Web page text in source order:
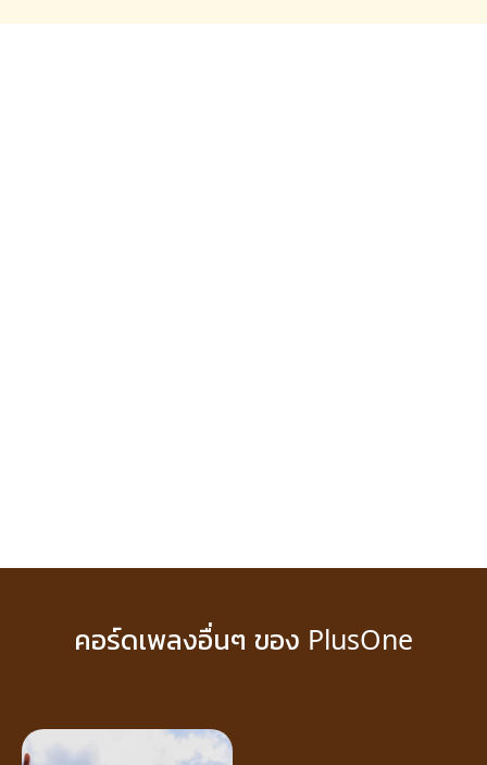
คอร์ดเพลงอื่นๆ ของ PlusOne